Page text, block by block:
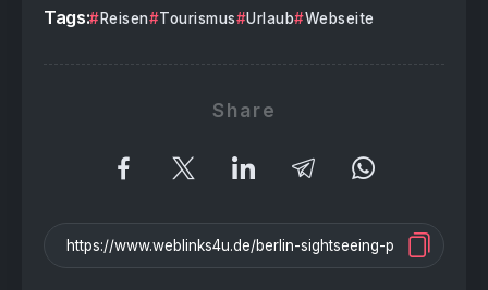
Tags: Reisen Tourismus Urlaub Webseite
Share